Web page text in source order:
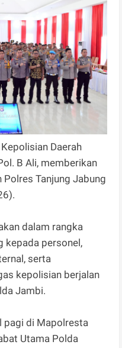
Daerah
B Ali, memberikan
Tanjung Jabung
dalam rangka
kepada personel,
serta
kepolisian berjalan
Jambi.
pagi di Mapolresta
Utama Polda